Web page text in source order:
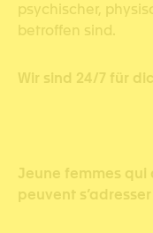
psychischer,
betroffen sind.
Wir sind 24/7 für
Jeune femmes
peuvent